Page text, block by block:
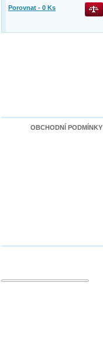
Porovnat - 0 Ks
OBCHODNÍ PODMÍNKY